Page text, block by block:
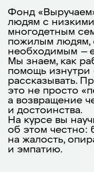
Фонд
людям с
многодетным
пожилым людям,
необходимым —
Мы знаем, как
помощь изнутри
рассказывать.
это не просто
а возвращение
и достоинства.
На курсе вы
об этом честно:
на жалость,
и эмпатию.